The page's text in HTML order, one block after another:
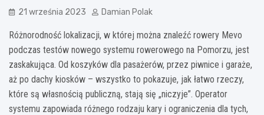
21 września 2023 Damian Polak
Różnorodność lokalizacji, w której można znaleźć rowery Mevo
podczas testów nowego systemu rowerowego na Pomorzu, jest
zaskakująca. Od koszyków dla pasażerów, przez piwnice i garaże,
aż po dachy kiosków – wszystko to pokazuje, jak łatwo rzeczy,
które są własnością publiczną, stają się „niczyje”. Operator
systemu zapowiada różnego rodzaju kary i ograniczenia dla tych,